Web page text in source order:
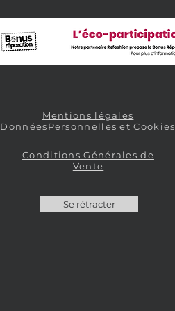
Mentions légales
DonnéesPersonnelles et Cookies
Conditions Générales de
Vente
Se rétracter